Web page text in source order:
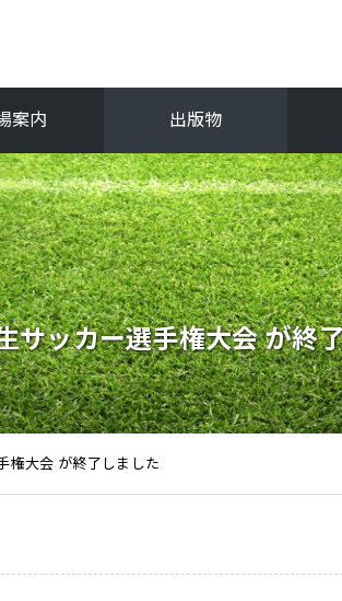
関西選手権
案内 出版物
サッカー選手権大会 が終
権大会 が終了しました